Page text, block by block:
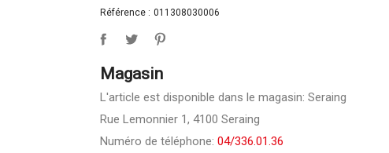
Référence : 011308030006
Magasin
L'article est disponible dans le magasin: Seraing
Rue Lemonnier 1, 4100 Seraing
Numéro de téléphone: 04/336.01.36